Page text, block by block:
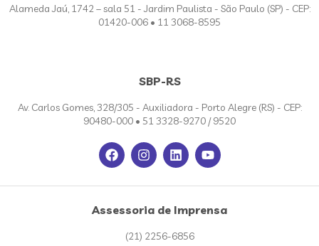
Alameda Jaú, 1742 – sala 51 - Jardim Paulista - São Paulo (SP) - CEP:
01420-006 • 11 3068-8595
SBP-RS
Av. Carlos Gomes, 328/305 - Auxiliadora - Porto Alegre (RS) - CEP:
90480-000 • 51 3328-9270 / 9520
Assessoria de Imprensa
(21) 2256-6856